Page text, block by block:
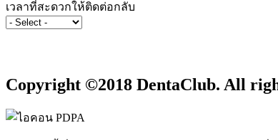
เวลาที่สะดวกให้ติดต่อกลับ
Copyright ©2018 DentaClub. All